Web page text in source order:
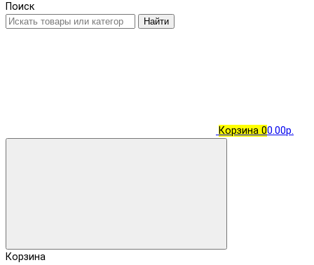
Поиск
Найти
Корзина 00.00р.
Корзина